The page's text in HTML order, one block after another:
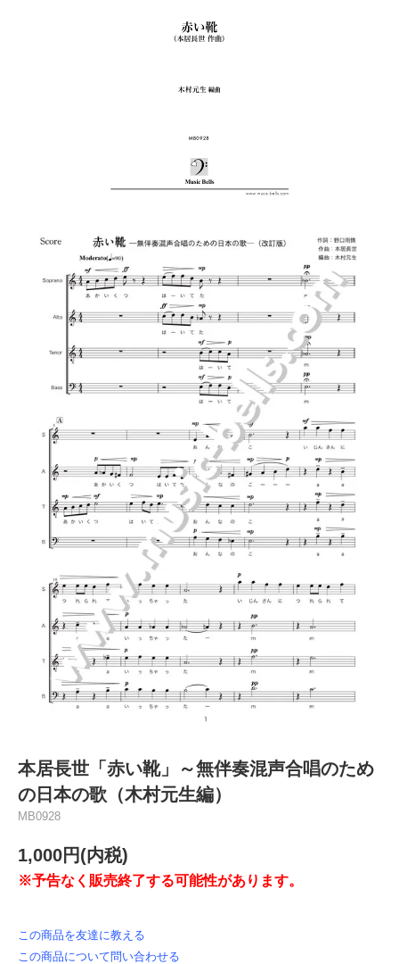
本居長世「赤い靴」～無伴奏混声合唱のため
の日本の歌（木村元生編）
MB0928
1,000円(内税)
※予告なく販売終了する可能性があります。
この商品を友達に教える
この商品について問い合わせる